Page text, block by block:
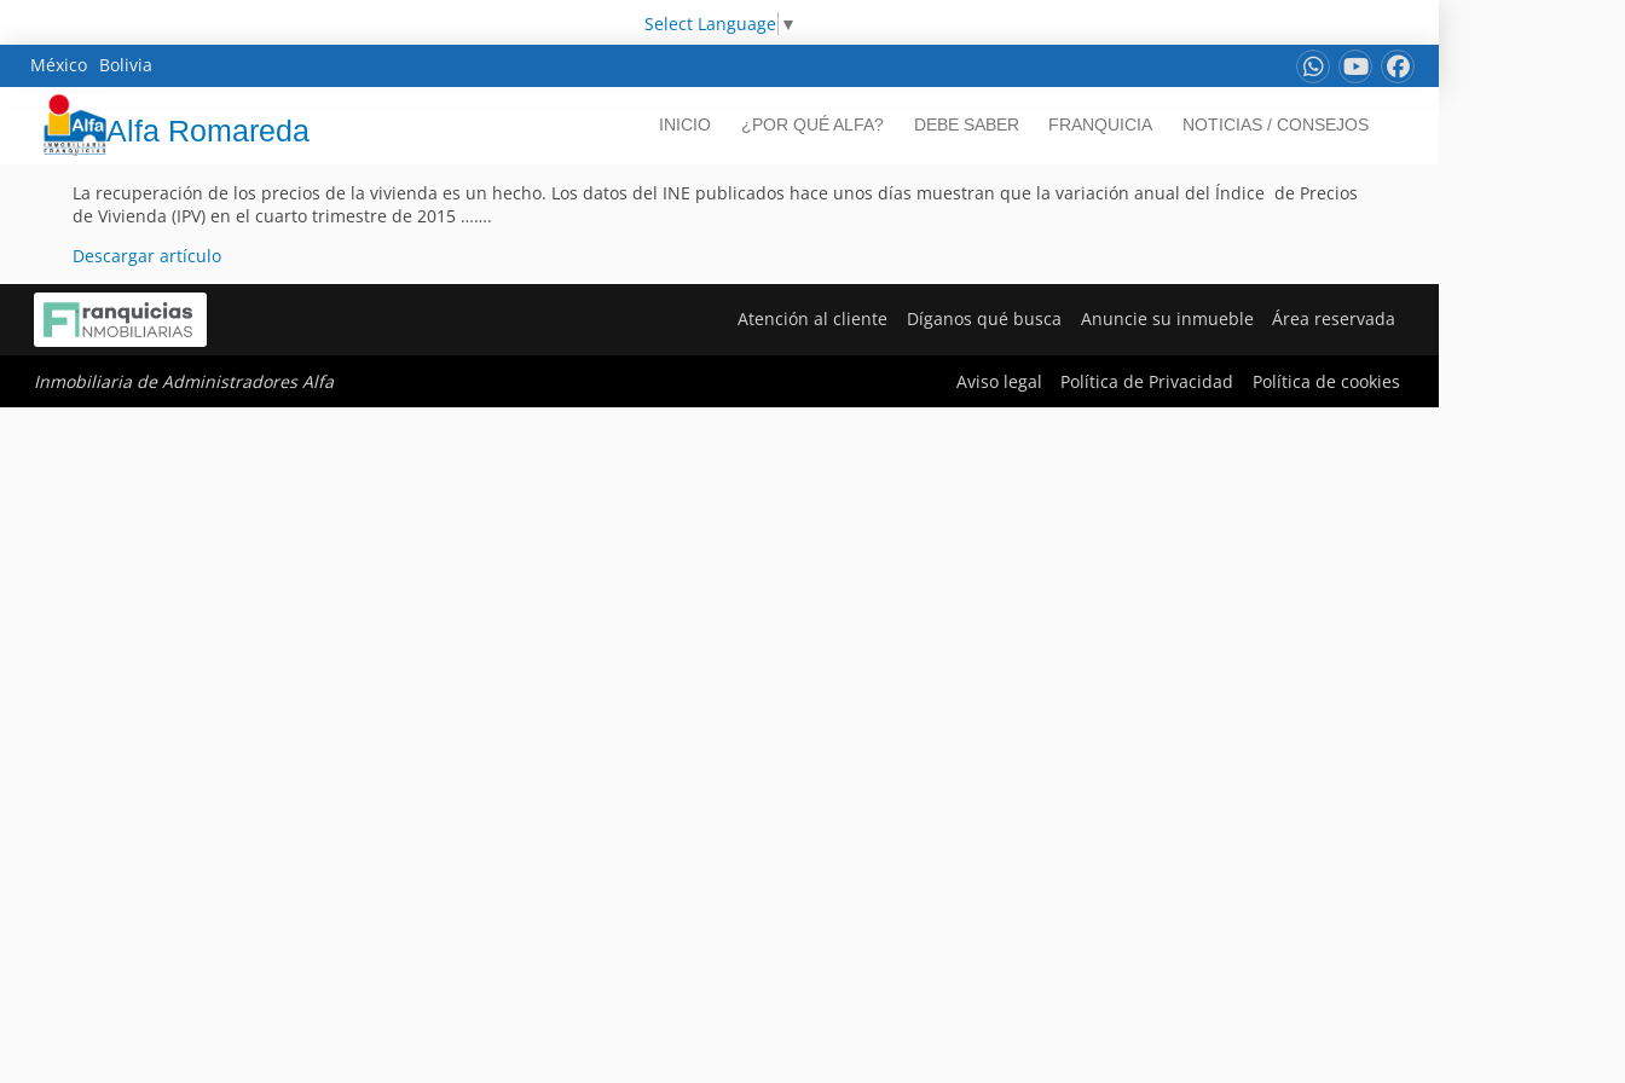
Select Language ▼
México Bolivia
Alfa Romareda INICIO ¿POR QUÉ ALFA? DEBE SABER FRANQUICIA NOTICIAS / CONSEJOS
La recuperación de los precios de la vivienda es un hecho. Los datos del INE publicados hace unos días muestran que la variación anual del Índice de Precios
de Vivienda (IPV) en el cuarto trimestre de 2015 …….
Descargar artículo
Atención al cliente Díganos qué busca Anuncie su inmueble Área reservada
Inmobiliaria de Administradores Alfa Aviso legal Política de Privacidad Política de cookies